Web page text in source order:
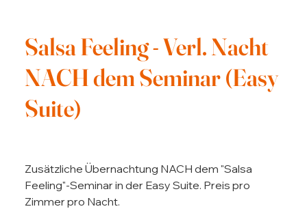
Salsa Feeling - Verl. Nacht
NACH dem Seminar (Easy
Suite)
Zusätzliche Übernachtung NACH dem "Salsa
Feeling"-Seminar in der Easy Suite. Preis pro
Zimmer pro Nacht.